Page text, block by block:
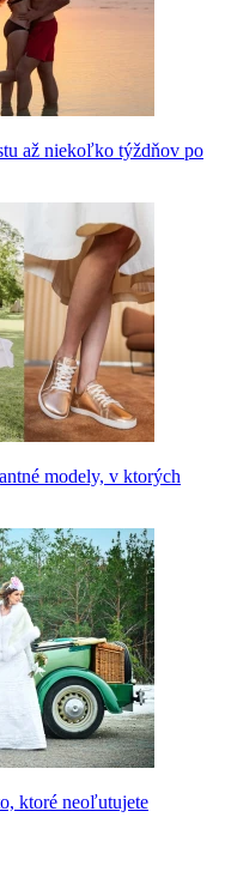
až niekoľko týždňov po
modely, v ktorých
ktoré neoľutujete